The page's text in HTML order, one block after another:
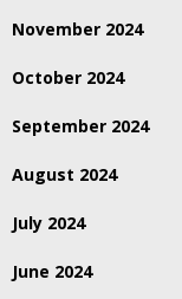
November 2024
October 2024
September 2024
August 2024
July 2024
June 2024